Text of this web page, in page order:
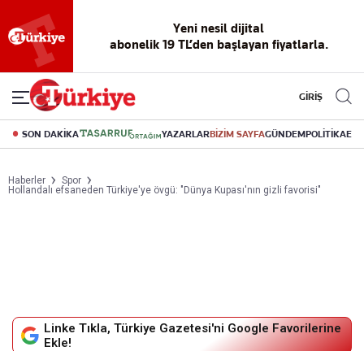
okuma
deneyimi
dijital arşiv
Akıllı haber
asistanı
Eski gazeteleri
indirme canlı soru
cevap
GİRİŞ
SON DAKİKA YAZARLARBİZİM SAYFAGÜNDEMPOLİTİKA
Haberler
Spor
Hollandalı efsaneden Türkiye'ye övgü: "Dünya Kupası'nın gizli favorisi"
Linke Tıkla, Türkiye Gazetesi'ni Google Favorilerine
Ekle!